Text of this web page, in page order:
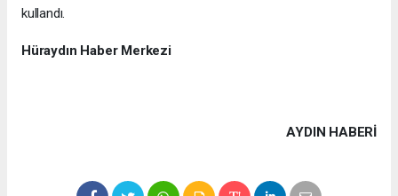
kullandı.
Hüraydın Haber Merkezi
AYDIN HABERİ